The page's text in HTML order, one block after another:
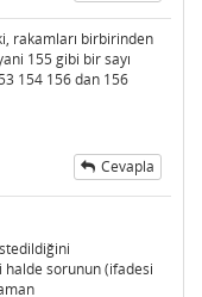
rakamları birbirinden
155 gibi bir sayı
154 156 dan 156
Cevapla
sorunun (ifadesi